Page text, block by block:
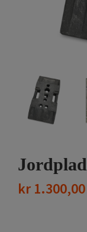
kr1.300,00